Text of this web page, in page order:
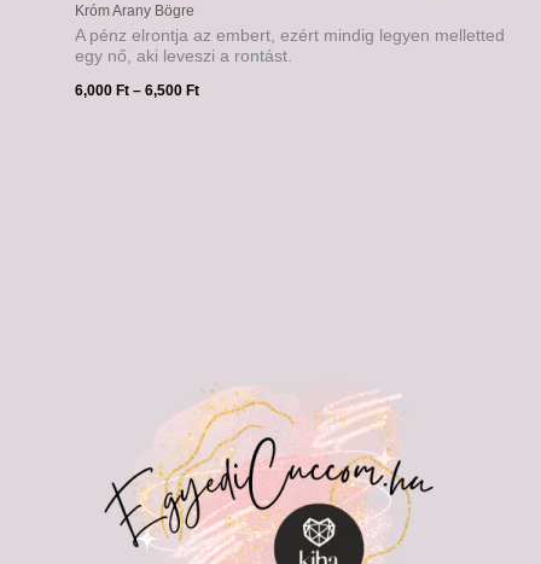
Króm Arany Bögre
A pénz elrontja az embert, ezért mindig legyen melletted
egy nő, aki leveszi a rontást.
6,000 Ft – 6,500 Ft